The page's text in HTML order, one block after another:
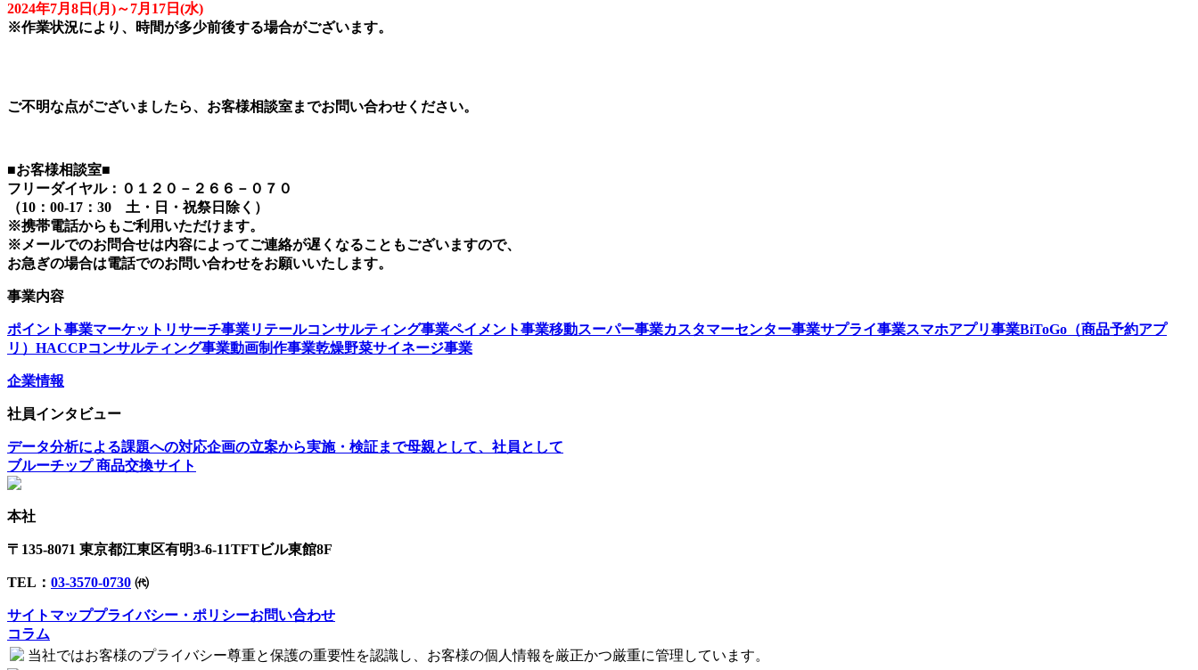
2024年7月8日(月)～7月17日(水)
※作業状況により、時間が多少前後する場合がございます。
ご不明な点がございましたら、お客様相談室までお問い合わせください。
■お客様相談室■
フリーダイヤル：０１２０－２６６－０７０
（10：00-17：30 土・日・祝祭日除く）
※携帯電話からもご利用いただけます。
※メールでのお問合せは内容によってご連絡が遅くなることもございますので、
お急ぎの場合は電話でのお問い合わせをお願いいたします。
事業内容
ポイント事業マーケットリサーチ事業リテールコンサルティング事業ペイメント事業移動スーパー事業カスタマーセンター事業サプライ事業スマホアプリ事業BiToGo（商品予約アプ
リ） HACCPコンサルティング事業動画制作事業乾燥野菜サイネージ事業
企業情報
社員インタビュー
データ分析による課題への対応企画の立案から実施・検証まで母親として、社員として
ブルーチップ 商品交換サイト
本社
〒135-8071 東京都江東区有明3-6-11TFTビル東館8F
TEL： 03-3570-0730 ㈹
サイトマッププライバシー・ポリシーお問い合わせ
コラム
当社ではお客様のプライバシー尊重と保護の重要性を認識し、お客様の個人情報を厳正かつ厳重に管理しています。